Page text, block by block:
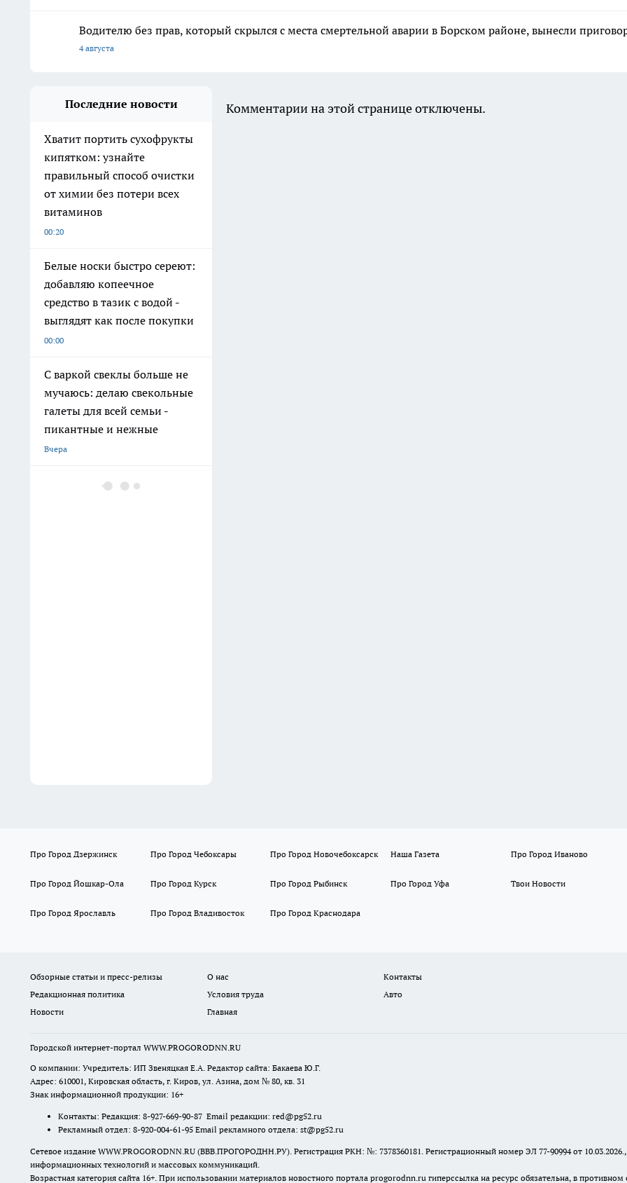
Водителю без прав, который скрылся с места смертельной аварии в Борском районе, вынесли
4 августа
Последние новости
Хватит портить сухофрукты
кипятком: узнайте
правильный способ очистки
от химии без потери всех
витаминов
00:20
Белые носки быстро сереют:
добавляю копеечное
средство в тазик с водой -
выглядят как после покупки
00:00
С варкой свеклы больше не
мучаюсь: делаю свекольные
галеты для всей семьи -
пикантные и нежные
Вчера
На поддержку семей с
Комментарии на этой странице отключены.
Про Город Дзержинск Про Город Чебоксары Про Город Новочебоксарск Наша Газета Про Город Иваново
Про Город Йошкар-Ола Про Город Курск Про Город Рыбинск Про Город Уфа Твои Новости
Про Город Ярославль Про Город Владивосток Про Город Краснодара
Обзорные статьи и пресс-релизы О нас
Контакты
Редакционная политика
Условия труда
Авто
Новости
Главная
Городской интернет-портал WWW.PROGORODNN.RU
О компании: Учредитель: ИП Звеняцкая Е.А. Редактор сайта: Бакаева Ю.Г.
Адрес: 610001, Кировская область, г. Киров, ул. Азина, дом № 80, кв. 31
Знак информационной продукции: 16+
Контакты: Редакция: 8-927-669-90-87 Email редакции: red@pg52.ru
Рекламный отдел: 8-920-004-61-95 Email рекламного отдела: st@pg52.ru
Сетевое издание WWW.PROGORODNN.RU (ВВВ.ПРОГОРОДНН.РУ). Регистрация РКН: №: 7378360181. Регистрационный номер ЭЛ 77-90994 от
информационных технологий и массовых коммуникаций.
Возрастная категория сайта 16+. При использовании материалов новостного портала progorodnn.ru гиперссылка на ресурс обязательна, в противном